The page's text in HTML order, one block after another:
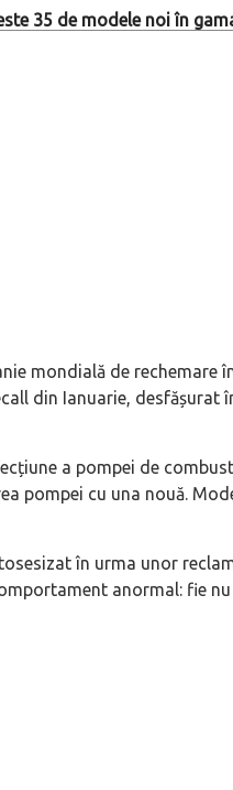
35 de modele noi în
mondială de rechemare
din Ianuarie, desfășurat
a pompei de
pompei cu una nouă.
în urma unor
anormal: fie
de
de noua ediție
60° Hommage